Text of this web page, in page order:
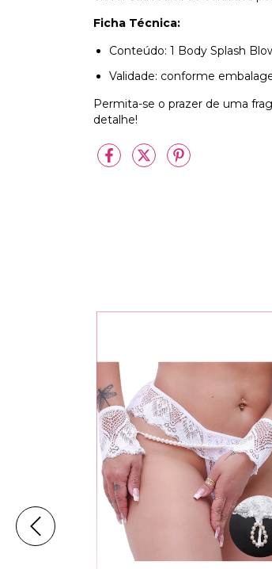
Ficha Técnica:
Conteúdo: 1 Body Splash
Validade: conforme
Permita-se o prazer de uma
detalhe!